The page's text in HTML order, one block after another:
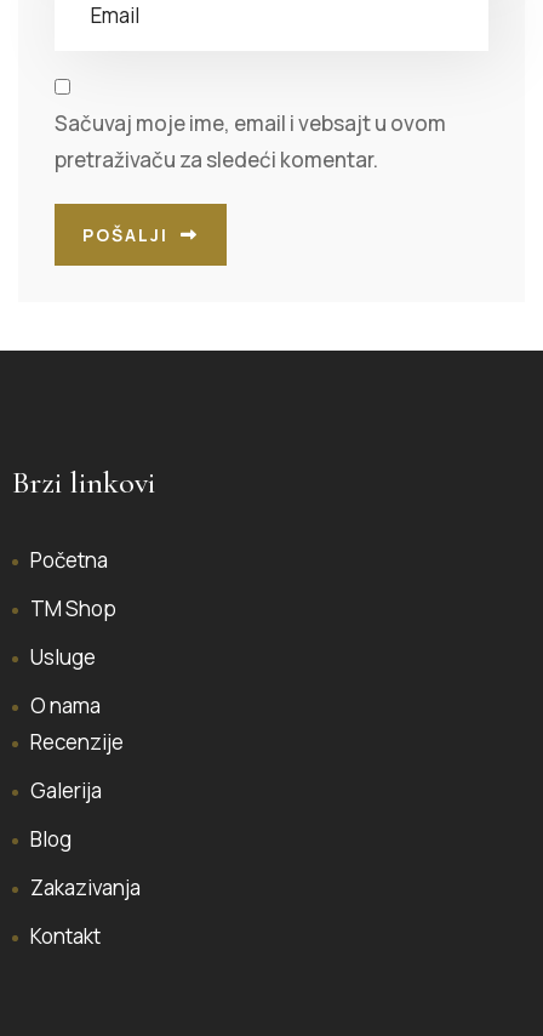
Sačuvaj moje ime, email i vebsajt u ovom
pretraživaču za sledeći komentar.
POŠALJI
Brzi linkovi
Početna
TM Shop
Usluge
O nama
Recenzije
Galerija
Blog
Zakazivanja
Kontakt